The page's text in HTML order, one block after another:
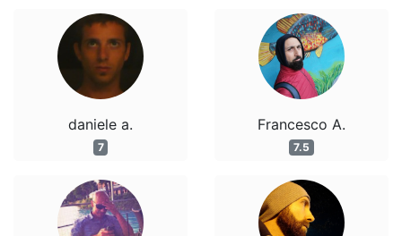
daniele a.
7
Francesco A.
7.5